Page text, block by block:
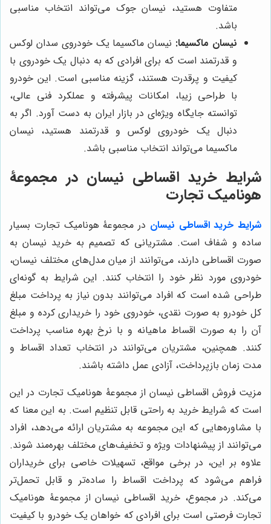
متفاوت هستید، نیسان جوک می‌تواند انتخاب مناسبی
باشد.
نیسان ماکسیما: نیسان ماکسیما یک خودروی سدان لوکس
و قدرتمند است که برای افرادی که به دنبال یک خودروی با
کیفیت و پرقدرت هستند، گزینه مناسبی است. این خودرو
با طراحی زیبا، امکانات پیشرفته و عملکرد فنی عالی،
توانسته جایگاه ویژه‌ای در بازار ایران به دست آورد. اگر به
دنبال یک خودروی لوکس و قدرتمند هستید، نیسان
ماکسیما می‌تواند انتخاب مناسبی باشد.
شرایط خرید اقساطی نیسان در مجموعۀ
هونامیک تجارت
شرایط خرید اقساطی نیسان در مجموعۀ هونامیک تجارت بسیار
ساده و شفاف است. مشتریانی که تصمیم به خرید نیسان به
صورت اقساطی دارند، می‌توانند از میان مدل‌های مختلف نیسان،
خودروی مورد نظر خود را انتخاب کنند. این شرایط به گونه‌ای
طراحی شده است که افراد می‌توانند بدون نیاز به پرداخت مبلغ
کل خودرو به صورت نقدی، خودروی خود را خریداری کرده و مبلغ
آن را به صورت اقساط ماهیانه و با نرخ بهره مناسب پرداخت
کنند. همچنین، مشتریان می‌توانند در انتخاب تعداد اقساط و
مدت زمان بازپرداخت، آزادی عمل داشته باشند.
مزیت فروش اقساطی نیسان از مجموعۀ هونامیک تجارت در این
است که شرایط خرید به راحتی قابل تنظیم است. به این معنا که
با مشاوره‌هایی که این مجموعه به مشتریان ارائه می‌دهد، افراد
می‌توانند از پیشنهادات ویژه و تخفیف‌های مختلف بهره‌مند شوند.
علاوه بر این، در برخی مواقع، تسهیلات خاصی برای خریداران
فراهم می‌شود که پرداخت اقساط را ساده‌تر و قابل تحمل‌تر
می‌کند. در مجموع، خرید اقساطی نیسان از مجموعۀ هونامیک
تجارت فرصتی است برای افرادی که خواهان یک خودرو با کیفیت